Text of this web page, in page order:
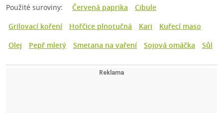
Použité suroviny: Červená paprika
Cibule
Grilovací koření
Hořčice plnotučná Kari
Kuřecí maso
Olej
Pepř mletý Smetana na vaření Sojová omáčka Sůl